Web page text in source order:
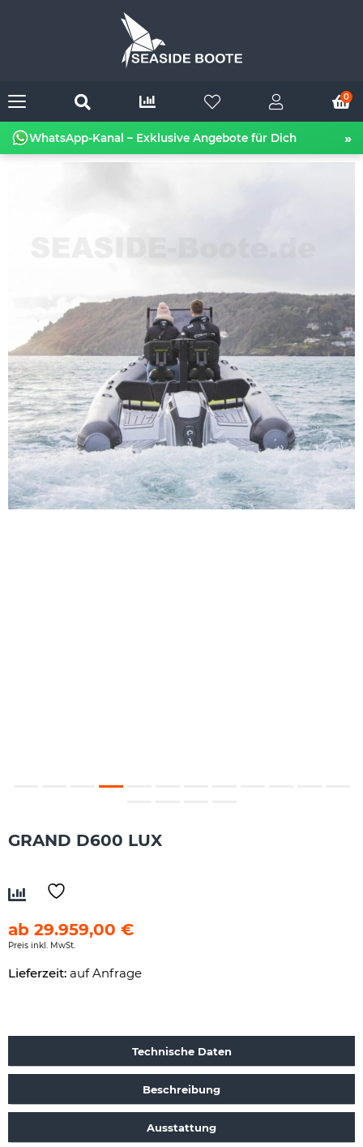
0
GRAND D600 LUX
ab 29.959,00 €
Preis inkl. MwSt.
Lieferzeit: auf Anfrage
Technische Daten
Beschreibung
Ausstattung
WhatsApp-Kanal – Exklusive Angebote für Dich »